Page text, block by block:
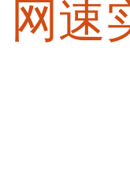
网速